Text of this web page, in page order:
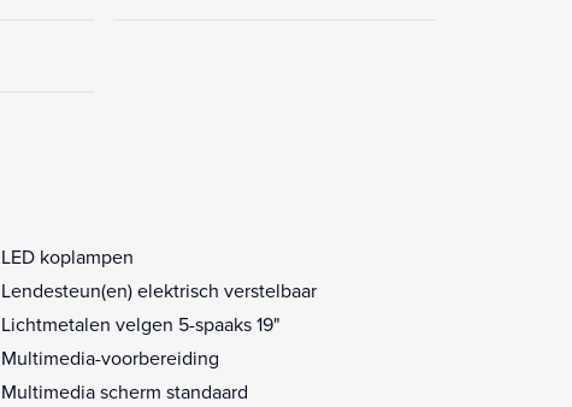
LED koplampen
Lendesteun(en) elektrisch verstelbaar
Lichtmetalen velgen 5-spaaks 19"
Multimedia-voorbereiding
Multimedia scherm standaard